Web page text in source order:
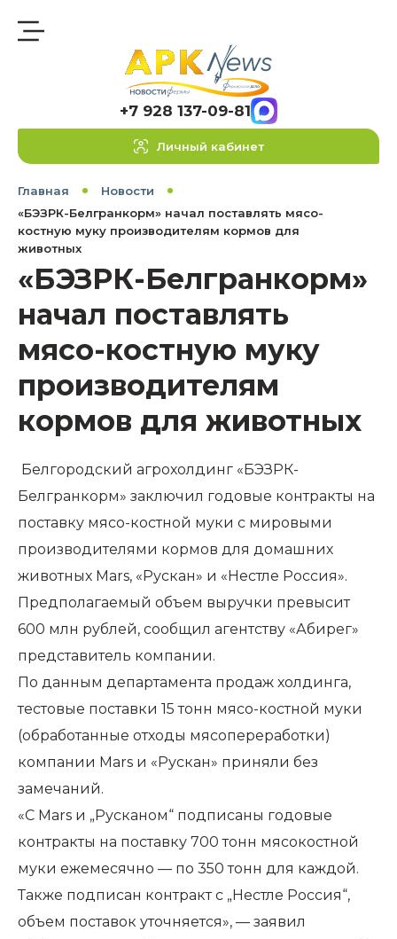
+7 928 137-09-81
Личный кабинет
Главная
Новости
«БЭЗРК-Белгранкорм» начал поставлять мясо-
костную муку производителям кормов для
животных
«БЭЗРК-Белгранкорм»
начал поставлять
мясо-костную муку
производителям
кормов для животных
Белгородский агрохолдинг «БЭЗРК-
Белгранкорм» заключил годовые контракты на
поставку мясо-костной муки с мировыми
производителями кормов для домашних
животных Mars, «Рускан» и «Нестле Россия».
Предполагаемый объем выручки превысит
600 млн рублей, сообщил агентству «Абирег»
представитель компании.
По данным департамента продаж холдинга,
тестовые поставки 15 тонн мясо-костной муки
(обработанные отходы мясопереработки)
компании Mars и «Рускан» приняли без
замечаний.
«С Mars и „Русканом“ подписаны годовые
контракты на поставку 700 тонн мясокостной
муки ежемесячно — по 350 тонн для каждой.
Также подписан контракт с „Нестле Россия“,
объем поставок уточняется», — заявил